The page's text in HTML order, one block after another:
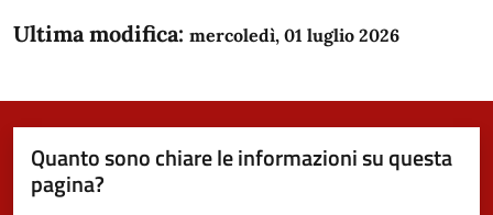
Ultima modifica: mercoledì, 01 luglio 2026
Quanto sono chiare le informazioni su questa
pagina?